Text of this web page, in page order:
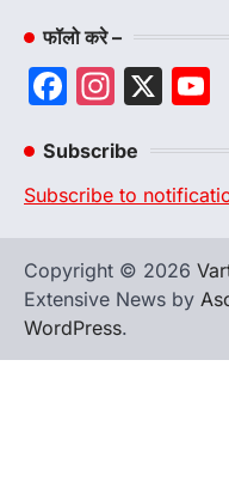
फॉलो करे –
Facebook
X
Subscribe
Subscribe to
Copyright © 2026
Extensive News by
WordPress.